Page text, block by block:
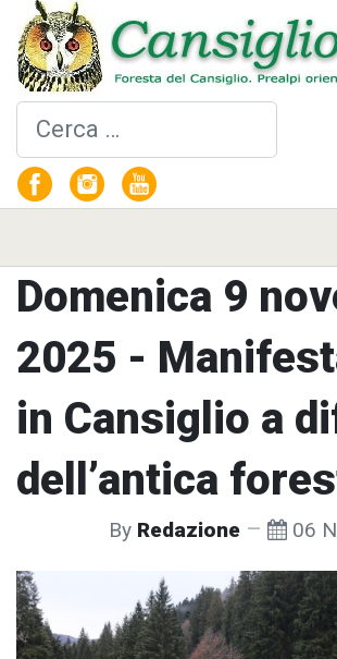
Cerca
Domenica 9
2025 -
in Cansiglio a
dell’antica
By Redazione 06